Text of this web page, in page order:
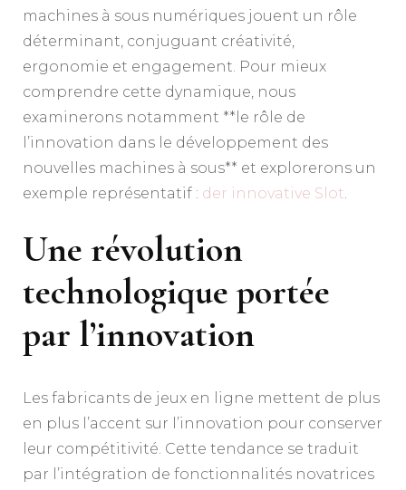
machines à sous numériques jouent un rôle
déterminant, conjuguant créativité,
ergonomie et engagement. Pour mieux
comprendre cette dynamique, nous
examinerons notamment **le rôle de
l’innovation dans le développement des
nouvelles machines à sous** et explorerons un
exemple représentatif : der innovative Slot.
Une révolution
technologique portée
par l’innovation
Les fabricants de jeux en ligne mettent de plus
en plus l’accent sur l’innovation pour conserver
leur compétitivité. Cette tendance se traduit
par l’intégration de fonctionnalités novatrices